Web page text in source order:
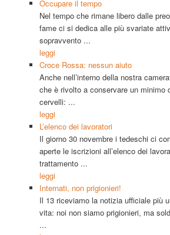
Occupare il tempo
Nel tempo che rimane libero dalle
fame ci si dedica alle più svariate
sopravvento ...
leggi
Croce Rossa: nessun aiuto
Anche nell’interno della nostra
che è rivolto a conservare un minimo
cervelli: ...
leggi
L’elenco dei lavoratori
Il giorno 30 novembre i tedeschi ci
aperte le iscrizioni all’elenco dei
trattamento ...
leggi
Internati, non prigionieri!
Il 13 riceviamo la notizia ufficiale più
vita: noi non siamo prigionieri, ma
...